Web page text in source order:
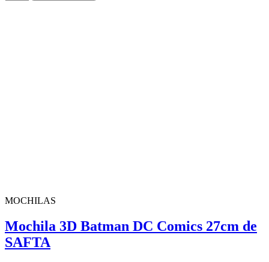
MOCHILAS
Mochila 3D Batman DC Comics 27cm de
SAFTA